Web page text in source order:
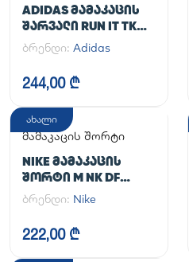
ADIDAS ᲛᲐᲛᲐᲙᲐᲪᲘᲡ
ᲨᲐᲠᲕᲐᲚᲘ RUN IT TKO
PANT
ბრენდი: Adidas
244,00 ₾
ახალი
მამაკაცის შორტი
NIKE ᲛᲐᲛᲐᲙᲐᲪᲘᲡ
ᲨᲝᲠᲢᲘ M NK DF
UNLIMITED WVN 7IN
2IN1
ბრენდი: Nike
222,00 ₾